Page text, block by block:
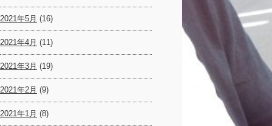
2021年5月 (16)
2021年4月 (11)
2021年3月 (19)
2021年2月 (9)
2021年1月 (8)